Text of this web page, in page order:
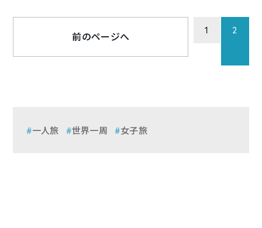
前のページへ
1 2
一人旅 世界一周 女子旅